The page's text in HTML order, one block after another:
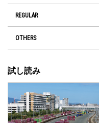
REGULAR
OTHERS
試し読み